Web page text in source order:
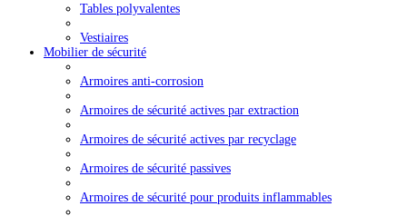
Tables polyvalentes
Vestiaires
Mobilier de sécurité
Armoires anti-corrosion
Armoires de sécurité actives par extraction
Armoires de sécurité actives par recyclage
Armoires de sécurité passives
Armoires de sécurité pour produits inflammables